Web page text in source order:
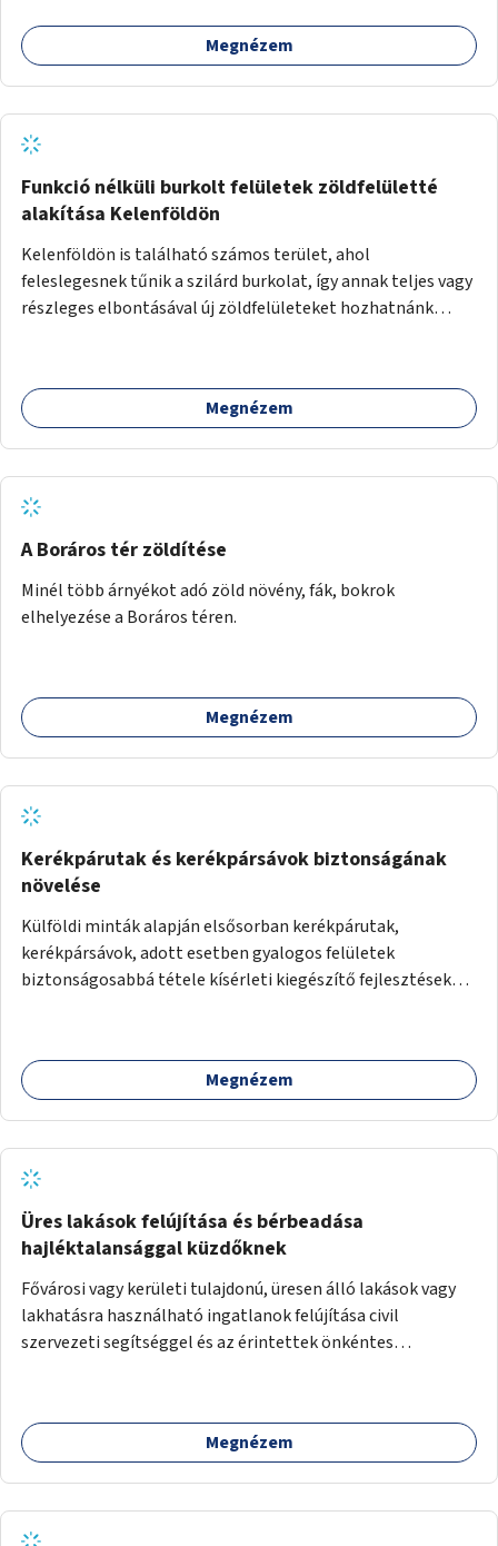
Megnézem
Funkció nélküli burkolt felületek zöldfelületté
alakítása Kelenföldön
Kelenföldön is található számos terület, ahol
feleslegesnek tűnik a szilárd burkolat, így annak teljes vagy
részleges elbontásával új zöldfelületeket hozhatnánk
aszfaltos területek.
Megnézem
A Boráros tér zöldítése
Minél több árnyékot adó zöld növény, fák, bokrok
elhelyezése a Boráros téren.
Megnézem
Kerékpárutak és kerékpársávok biztonságának
növelése
Külföldi minták alapján elsősorban kerékpárutak,
kerékpársávok, adott esetben gyalogos felületek
biztonságosabbá tétele kísérleti kiegészítő fejlesztésekkel
Megnézem
Üres lakások felújítása és bérbeadása
hajléktalansággal küzdőknek
Fővárosi vagy kerületi tulajdonú, üresen álló lakások vagy
lakhatásra használható ingatlanok felújítása civil
szervezeti segítséggel és az érintettek önkéntes
Megnézem